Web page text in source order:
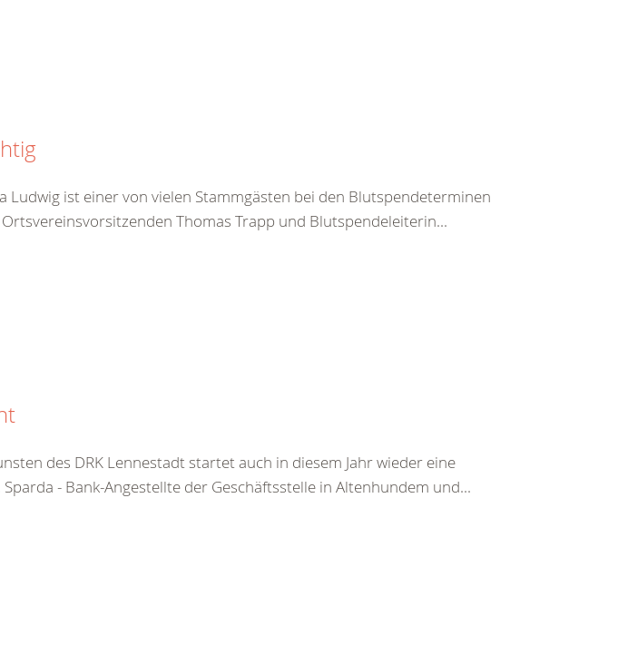
Ludwig ist einer von vielen Stammgästen bei den Blutspendeterminen
Thomas Trapp und Blutspendeleiterin...
des DRK Lennestadt startet auch in diesem Jahr wieder eine
- Bank-Angestellte der Geschäftsstelle in Altenhundem und...